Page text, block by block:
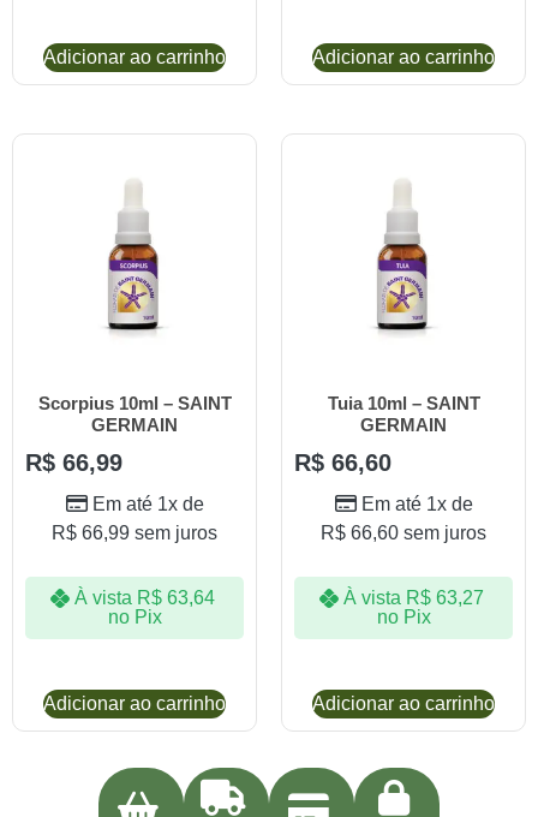
Adicionar ao carrinho Adicionar ao carrinho
Scorpius 10ml – SAINT
GERMAIN
R$ 66,99
Em até 1x de
R$ 66,99 sem juros
À vista R$63,64
no Pix
Adicionar ao carrinho
Tuia 10ml – SAINT
GERMAIN
R$ 66,60
Em até 1x de
R$ 66,60 sem juros
À vista R$63,27
no Pix
Adicionar ao carrinho